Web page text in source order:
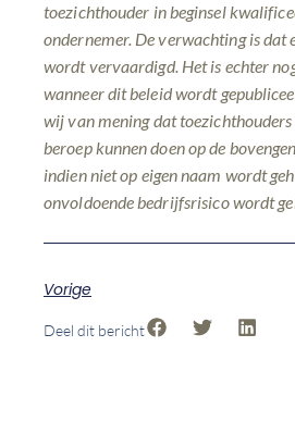
toezichthouder in beginsel
ondernemer. De verwachting is dat
wordt vervaardigd. Het is echter
wanneer dit beleid wordt
wij van mening dat toezichthouders
beroep kunnen doen op de
indien niet op eigen naam wordt
onvoldoende bedrijfsrisico wordt
Vorige
Deel dit bericht